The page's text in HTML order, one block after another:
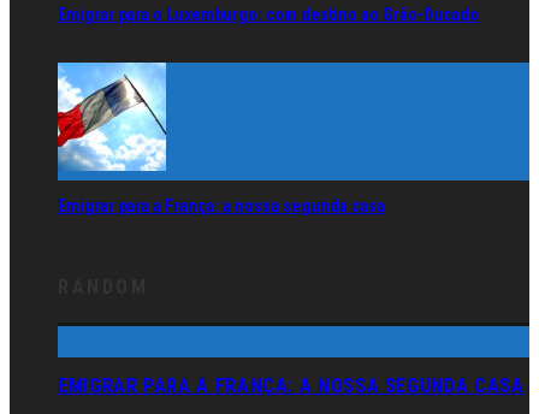
Emigrar para o Luxemburgo: com destino ao Grão-Ducado
Emigrar para a França: a nossa segunda casa
EMIGRAR PARA A FRANÇA: A NOSSA SEGUNDA CASA